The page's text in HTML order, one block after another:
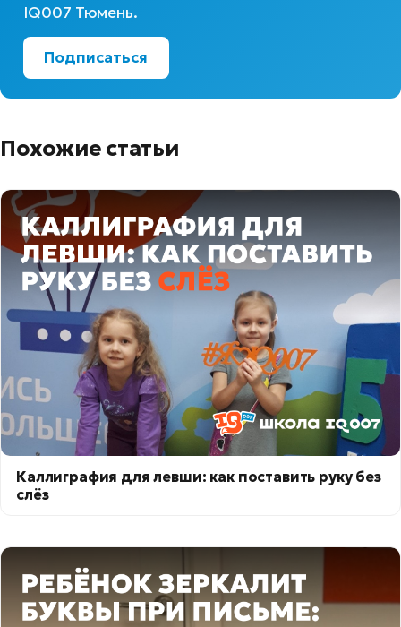
IQ007 Тюмень.
Подписаться
Похожие статьи
Каллиграфия для левши: как поставить руку без
слёз